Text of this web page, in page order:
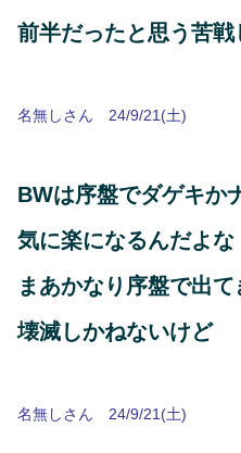
前半だったと思う苦戦
名無しさん 24/9/21(土)
BWは序盤でダゲキか
気に楽になるんだよな
まあかなり序盤で出
壊滅しかねないけど
名無しさん 24/9/21(土)